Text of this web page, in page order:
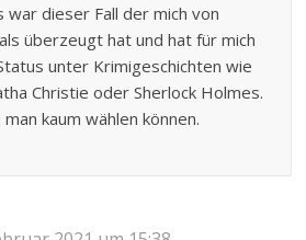
war dieser Fall der mich von
überzeugt hat und hat für mich
unter Krimigeschichten wie
Christie oder Sherlock Holmes.
kaum wählen können.